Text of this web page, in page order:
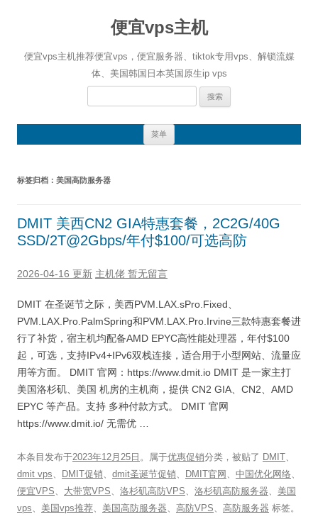
便宜vps主机
便宜vps主机推荐便宜vps，便宜服务器、tiktok专用vps、解锁流媒
体、美国韩国日本英国原生ip vps
搜
菜单
标签归档： 美国高防服务器
DMIT 美西CN2 GIA特惠套餐，2C2G/40G
SSD/2T@2Gbps/年付$100/可选高防
2026-04-16 更新 主机佬 暂无留言
DMIT 在圣诞节之际，美西PVM.LAX.sPro.Fixed、
PVM.LAX.Pro.PalmSpring和PVM.LAX.Pro.Irvine三款特惠套餐进
行了补货，宿主机均配备AMD EPYC高性能处理器，年付$100
起，可选，支持IPv4+IPv6双栈连接，适合用于小型网站、流量应
用等方面。 DMIT 官网：https://www.dmit.io DMIT 是一家主打
美国洛杉矶、美国 机房的主机商，提供 CN2 GIA、CN2、AMD
EPYC 等产品。支持 多种付款方式。 DMIT 官网
https://www.dmit.io/ 无需优 …
本条目发布于2023年12月25日 。属于优惠促销分类，被贴了 DMIT、
dmit vps、 DMIT促销、 dmit圣诞节促销、 DMIT官网 、 中国优化网络、
便宜VPS、 大带宽VPS、 洛杉矶高防VPS、 洛杉矶高防服务器、 美国
vps、 美国vps推荐、 美国高防服务器、 高防VPS、 高防服务器 标签。